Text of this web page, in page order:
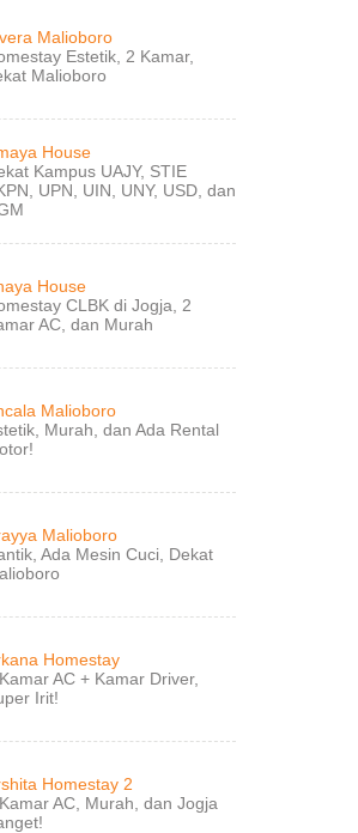
Malioboro
Estetik, 2 Kamar,
Malioboro
House
Kampus UAJY, STIE
UPN, UIN, UNY, USD, dan
House
CLBK di Jogja, 2
AC, dan Murah
Malioboro
Murah, dan Ada Rental
Malioboro
Ada Mesin Cuci, Dekat
Homestay
AC + Kamar Driver,
Irit!
Homestay 2
AC, Murah, dan Jogja